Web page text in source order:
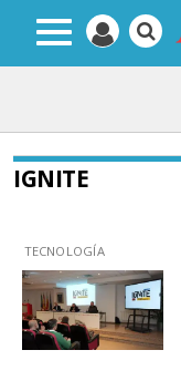
IGNITE
TECNOLOGÍA